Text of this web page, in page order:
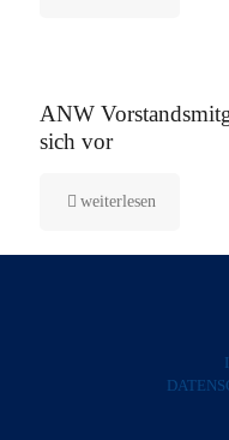
ANW
sich vor
weiterlesen